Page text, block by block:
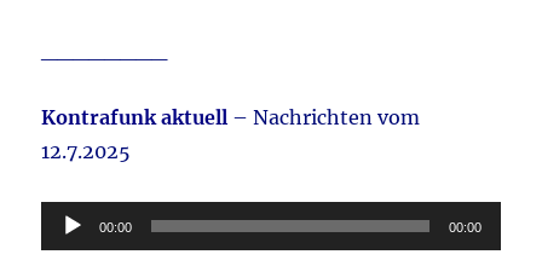
Kontrafunk aktuell – Nachrichten vom
12.7.2025
Audio-
Player
00:00 00:00